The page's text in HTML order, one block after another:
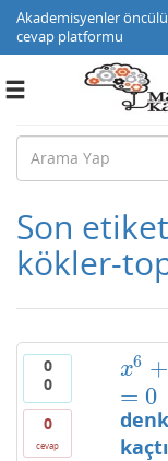
Akademisyenler
cevap platformu
Toggle
Son
kökler-
0
0
0
cevap
x6 +
= 0
x6+2x